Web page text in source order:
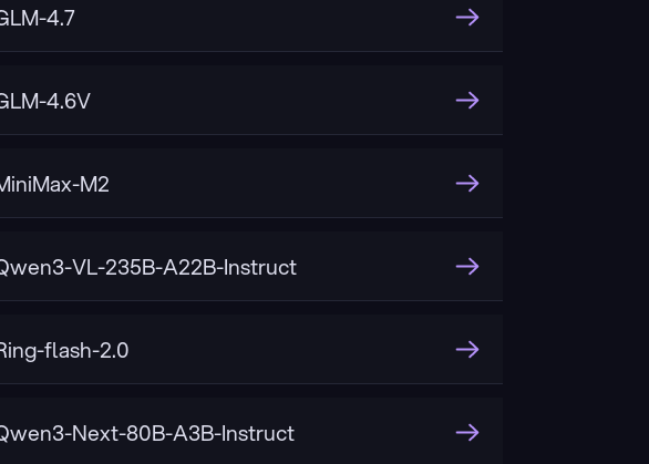
4.7
4.6V
M2
VL-235B-A22B-Instruct
flash-2.0
Next-80B-A3B-Instruct